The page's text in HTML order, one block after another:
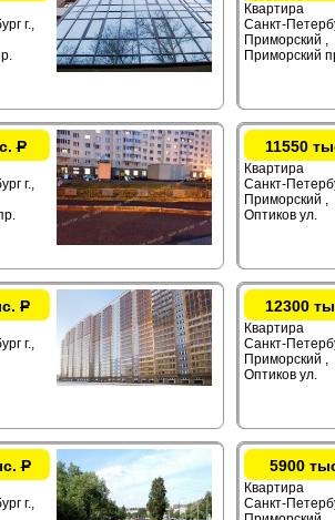
г.,
Квартира
Санкт-
Приморский ,
Приморский
Р
г.,
11550
Квартира
Санкт-
Приморский ,
Оптиков ул.
Р
г.,
12300
Квартира
Санкт-
Приморский ,
Оптиков ул.
Р
г.,
5900
Квартира
Санкт-